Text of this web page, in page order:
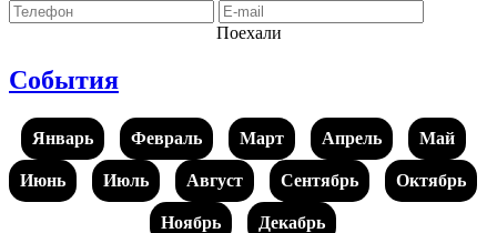
Поехали
События
Январь Февраль Март Апрель Май
Июнь Июль Август Сентябрь Октябрь
Ноябрь Декабрь